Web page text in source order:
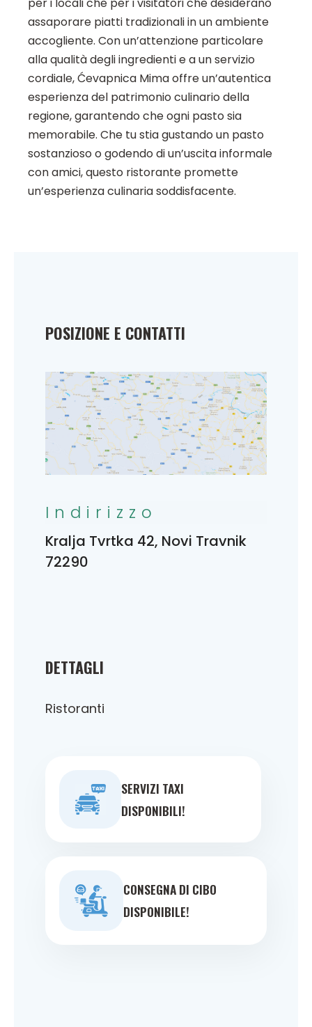
assaporare piatti tradizionali in un ambiente
accogliente. Con un’attenzione particolare
alla qualità degli ingredienti e a un servizio
cordiale, Ćevapnica Mima offre un’autentica
esperienza del patrimonio culinario della
regione, garantendo che ogni pasto sia
memorabile. Che tu stia gustando un pasto
sostanzioso o godendo di un’uscita informale
con amici, questo ristorante promette
un’esperienza culinaria soddisfacente.
DETTAGLI
Ristoranti
SERVIZI TAXI
DISPONIBILI!
CONSEGNA DI CIBO
DISPONIBILE!
POSIZIONE E CONTATTI
Indirizzo
Kralja Tvrtka 42, Novi Travnik
72290